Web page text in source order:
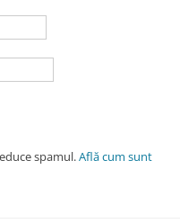
spamul.Află cum sunt